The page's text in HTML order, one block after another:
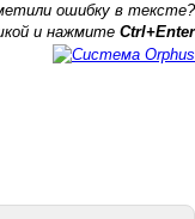
ошибку в тексте?
и нажмите Ctrl+Enter